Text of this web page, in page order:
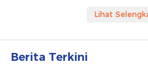
Lihat
Berita Terkini